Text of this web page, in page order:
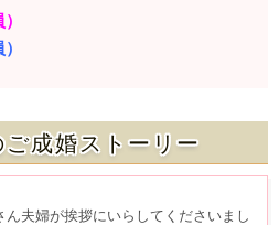
成婚ストーリー
夫婦が挨拶にいらしてくださいまし